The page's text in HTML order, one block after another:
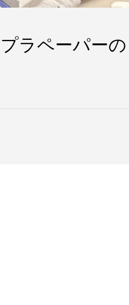
ラペーパーの